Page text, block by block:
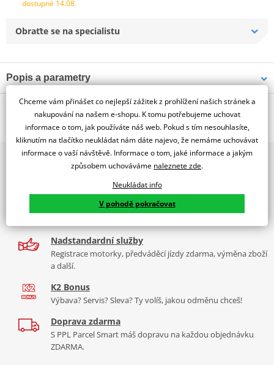
dostupné 14.08.
Obraťte se na specialistu
Popis a parametry
Jsme autorizovaný
dealer značky MINT
Jedinečné složení tohoto prostředku pro čištění helmy a plexi
zanechá vaši helmu bez šmouh.
Nejlepší výsledky dosáhnete při použití hadříku z mikrovlákna
Odstraňuje nečistoty, hmyz a mastné zbytky.
Snadná aplikace, rychle schne.
Menší cestovní verze.
Mohlo by se vám líbit
Čistící sprej na helmy a
hledí OXFORD MINT Helmet
Cleaner 250ml
277 Kč
Skladem
2x multibrand showroom
9 značek motocyklů, servis, oblečení, doplňky i náhradní
díly, to vše v Praze a Liberci
Více než 30 let zkušeností
Nadstandardní služby
Registrace motorky, předváděcí jízdy zdarma, výměna zboží
a další.
K2 Bonus
Výbava? Servis? Sleva? Ty volíš, jakou odměnu chceš!
Doprava zdarma
S PPL Parcel Smart máš dopravu na každou objednávku
ZDARMA.
Chceme vám přinášet co nejlepší zážitek z prohlížení našich stránek a
nakupování na našem e-shopu. K tomu potřebujeme uchovat
informace o tom, jak používáte náš web. Pokud s tím nesouhlasíte,
kliknutím na tlačítko neukládat nám dáte najevo, že nemáme uchovávat
informace o vaší návštěvě. Informace o tom, jaké informace a jakým
způsobem uchováváme naleznete zde.
Neukládat info
V pohodě pokračovat